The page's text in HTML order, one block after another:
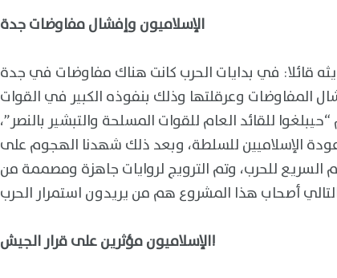
الإسلاميون وإفشال مفاوضات جدة
قائلا: في بدايات الحرب كانت هناك مفاوضات في جدة
المفاوضات وعرقلتها وذلك بنفوذه الكبير في القوات
للقائد العام للقوات المسلحة والتبشير بالنصر”،
الإسلاميين للسلطة، وبعد ذلك شهدنا الهجوم على
السريع للحرب، وتم الترويج لروايات جاهزة ومصممة من
الإسلاميون مؤثرين على قرار الجيش!